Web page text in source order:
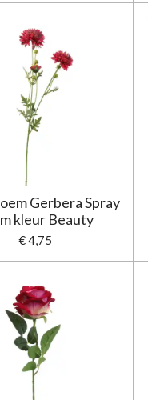
Gerbera Spray
kleur Beauty
€ 4,75